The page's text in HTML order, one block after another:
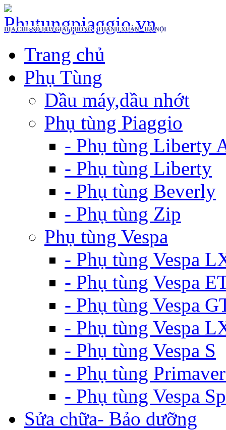
ĐỊA CHỈ: SỐ 1035 GIẢI PHÓNG - THANH XUÂN - HÀ NỘI
Trang chủ
Phụ Tùng
Dầu máy,dầu nhớt
Phụ tùng Piaggio
- Phụ tùng Liberty
- Phụ tùng Liberty
- Phụ tùng Beverly
- Phụ tùng Zip
Phụ tùng Vespa
- Phụ tùng Vespa
- Phụ tùng Vespa
- Phụ tùng Vespa
- Phụ tùng Vespa
- Phụ tùng Vespa S
- Phụ tùng
- Phụ tùng Vespa
Sửa chữa- Bảo dưỡng